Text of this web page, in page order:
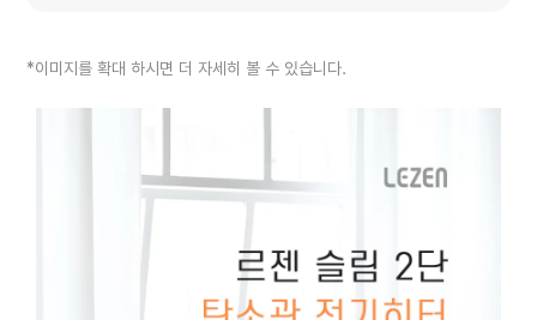
*이미지를 확대 하시면 더 자세히 볼 수 있습니다.